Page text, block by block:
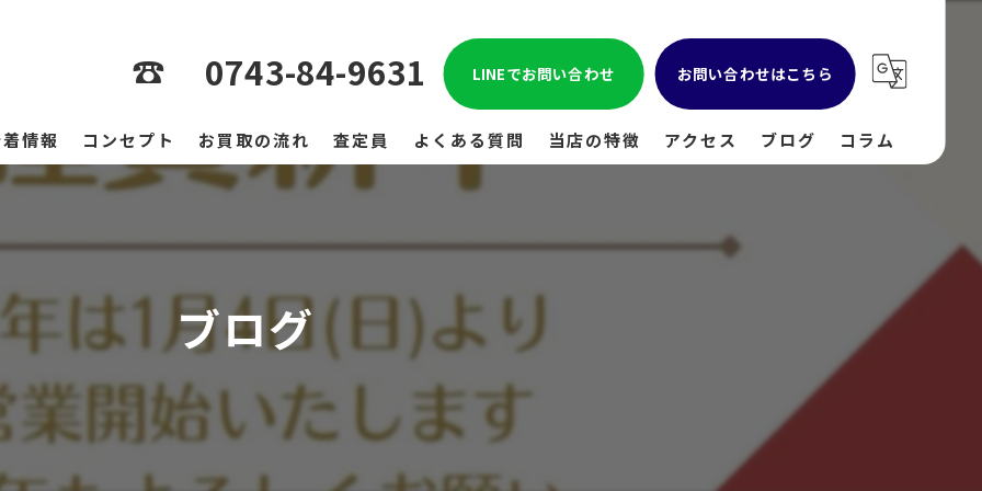
0743-84-9631 LINEでお問い合わせ お問い合わせはこちら
情報 コンセプト お買取の流れ 査定員 よくある質問 当店の特徴 アクセス ブログ コラム
ブログ